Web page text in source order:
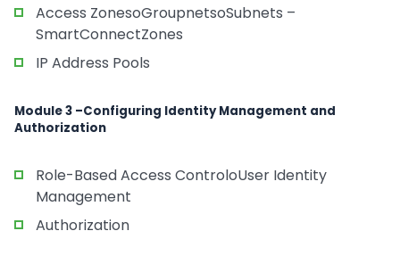
Access ZonesoGroupnetsoSubnets –
SmartConnectZones
IP Address Pools
Module 3 –Configuring Identity Management and
Authorization
Role-Based Access ControloUser Identity
Management
Authorization